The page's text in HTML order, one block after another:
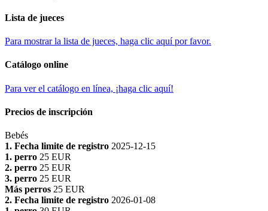
Lista de jueces
Para mostrar la lista de jueces, haga clic aquí por favor.
Catálogo online
Para ver el catálogo en línea, ¡haga clic aquí!
Precios de inscripción
Bebés
1. Fecha limite de registro 2025-12-15
1. perro 25 EUR
2. perro 25 EUR
3. perro 25 EUR
Más perros 25 EUR
2. Fecha limite de registro 2026-01-08